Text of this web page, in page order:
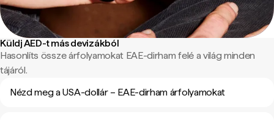
Küldj AED-t más devizákból
Hasonlíts össze árfolyamokat EAE-dirham felé a világ minden
tájáról.
Nézd meg a USA-dollár – EAE-dirham árfolyamokat